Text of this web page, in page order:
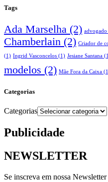
Tags
Ada Marselha (2) advogado
Chamberlain (2) Criador de
(1) Ingrid Vasconcelos (1) Jesiane Santana
modelos (2) Mãe Fora da Caixa
Categorias
Categorias
Publicidade
NEWSLETTER
Se inscreva em nossa